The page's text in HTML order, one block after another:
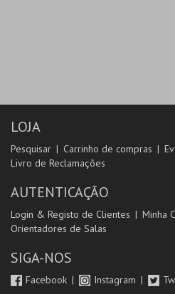
LOJA
Pesquisar Carrinho de compras
Livro de Reclamações
AUTENTICAÇÃO
Login & Registo de Clientes Minha
Orientadores de Salas
SIGA-NOS
Facebook Instagram